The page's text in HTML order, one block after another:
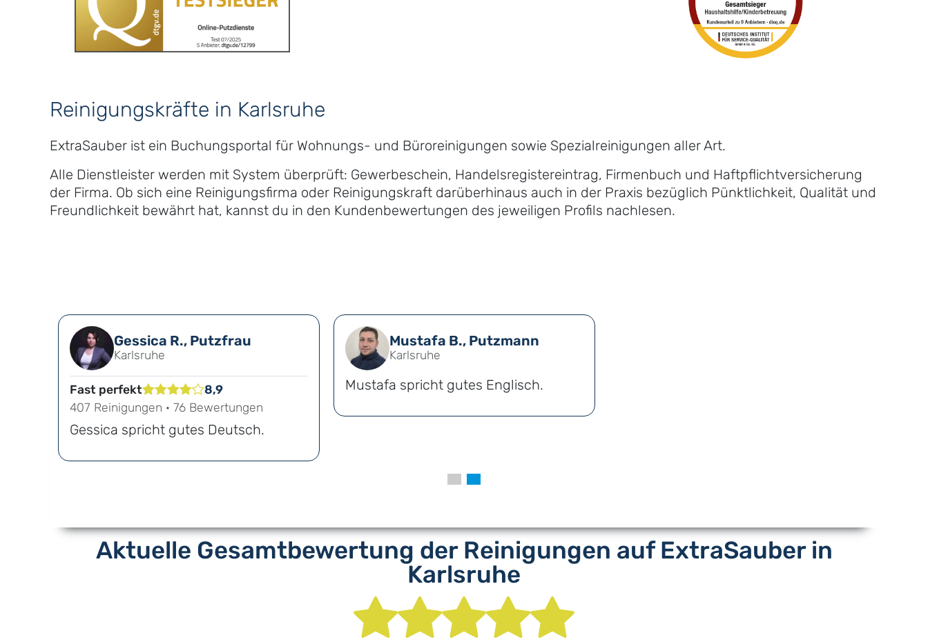
Reinigungskräfte in Karlsruhe
ExtraSauber ist ein Buchungsportal für Wohnungs- und Büroreinigungen sowie Spezialreinigungen aller Art.
Alle Dienstleister werden mit System überprüft: Gewerbeschein, Handelsregistereintrag, Firmenbuch und Haftpflichtversicherung
der Firma. Ob sich eine Reinigungsfirma oder Reinigungskraft darüberhinaus auch in der Praxis bezüglich Pünktlichkeit, Qualität und
Freundlichkeit bewährt hat, kannst du in den Kundenbewertungen des jeweiligen Profils nachlesen.
Gessica R., Putzfrau
Karlsruhe
Fast perfekt
8,9
407 Reinigungen · 76 Bewertungen
Gessica spricht gutes Deutsch.
Mustafa B., Putzmann
Karlsruhe
Mustafa spricht gutes Englisch.
Aktuelle Gesamtbewertung der Reinigungen auf ExtraSauber in
Karlsruhe